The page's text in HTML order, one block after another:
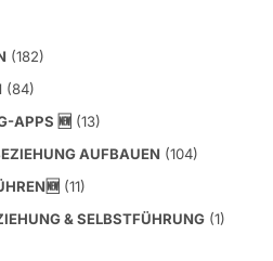
(182)
(84)
APPS 🆕 (13)
AUFBAUEN (104)
(11)
& SELBSTFÜHRUNG (1)